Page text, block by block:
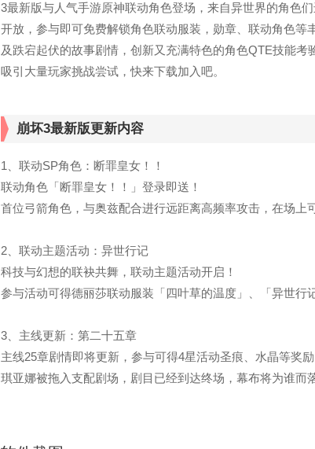
3最新版与人气手游原神联动角色登场，来自异世界的角色
开放，参与即可免费解锁角色联动服装，勋章、联动角色
及跌宕起伏的故事剧情，创新又充满特色的角色QTE技能
吸引大量玩家挑战尝试，快来下载加入吧。
崩坏3最新版更新内容
1、联动SP角色：断罪皇女！！
联动角色「断罪皇女！！」登录即送！
首位弓箭角色，与奥兹配合进行远距离高频率攻击，在场上
2、联动主题活动：异世行记
科技与幻想的联袂共舞，联动主题活动开启！
参与活动可得德丽莎联动服装「四叶草的温度」、「异世行
3、主线更新：第二十五章
主线25章剧情即将更新，参与可得4星活动圣痕、水晶等奖励
琪亚娜被拖入支配剧场，剧目已经到达终场，幕布将为谁而